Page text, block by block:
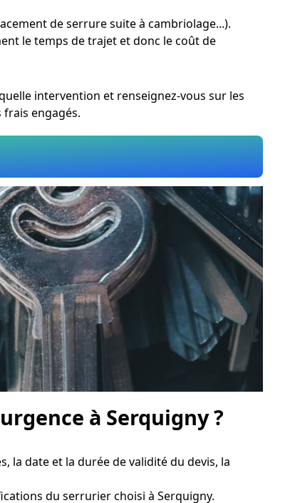
de serrure suite à cambriolage...).
le temps de trajet et donc le coût de
intervention et renseignez-vous sur les
engagés.
à Serquigny ?
la date et la durée de validité du devis, la
du serrurier choisi à Serquigny.